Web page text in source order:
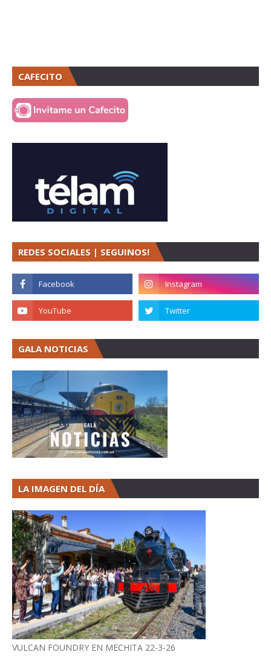
CAFECITO
REDES SOCIALES | SEGUINOS!
GALA NOTICIAS
LA IMAGEN DEL DÍA
VULCAN FOUNDRY EN MECHITA 22-3-26